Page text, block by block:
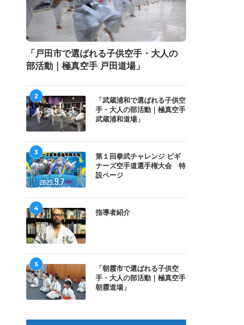
「戸田市で選ばれる子供空手・大人の
部活動｜極真空手 戸田道場」
2
「武蔵浦和で選ばれる子供空
手・大人の部活動｜極真空手
武蔵浦和道場」
3
第１回拳武チャレンジ ビギ
ナーズ空手道選手権大会 特
設ページ
4
指導者紹介
5
「朝霞市で選ばれる子供空
手・大人の部活動｜極真空手
朝霞道場」